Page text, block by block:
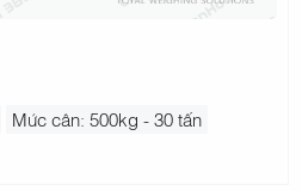
Mức cân: 500kg - 30 tấn